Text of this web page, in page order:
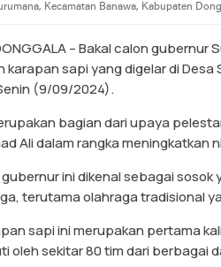
Kecamatan Banawa, Kabupaten
– Bakal calon
karapan sapi yang digelar di
(9/09/2024).
bagian dari upaya
Ali dalam rangka meningkatkan
gubernur ini dikenal sebagai
terutama olahraga tradisional
sapi ini merupakan pertama
oleh sekitar 80 tim dari berbagai